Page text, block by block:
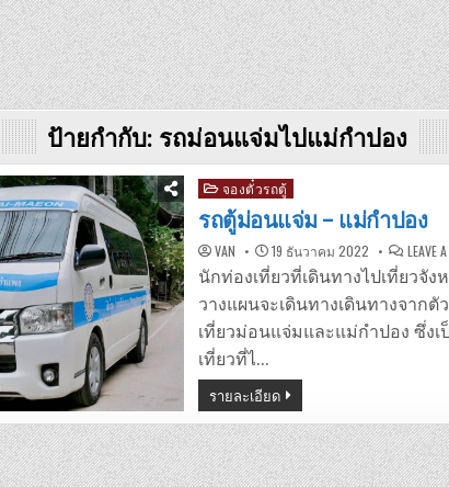
ป้ายกำกับ: รถม่อนแจ่มไปแม่กำปอง
Posted
in
จองตั๋วรถตู้
รถตู้ม่อนแจ่ม – แม่กำปอง
VAN 19 ธันวาคม 2022 LEAVE
นักท่องเที่ยวที่เดินทางไปเที่ยวจัง
วางแผนจะเดินทางเดินทางจากตั
เที่ยวม่อนแจ่มและแม่กำปอง ซึ่ง
เที่ยวที่ไ…
รายละเอียด